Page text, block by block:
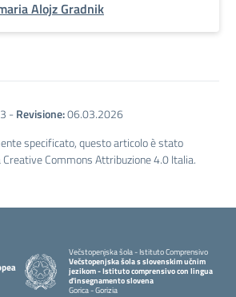
Alojz Gradnik
-Revisione:06.03.2026
specificato, questo articolo è stato
Commons Attribuzione 4.0 Italia.
Večstopenjska šola - Istituto Comprensivo
Večstopenjska šola s slovenskim učnim
jezikom - Istituto comprensivo con lingua
d'insegnamento slovena
Gorica - Gorizia